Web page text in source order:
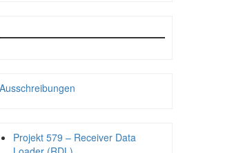
Ausschreibungen
Projekt 579 – Receiver Data